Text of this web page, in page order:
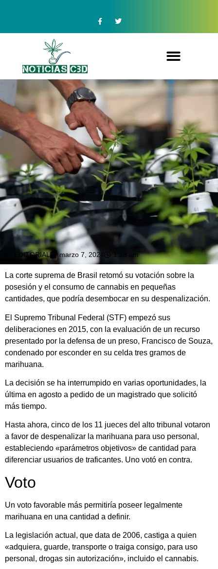
EDITORIAL marzo 7, 2024 1:18 am
La corte suprema de Brasil retomó su votación sobre la
posesión y el consumo de cannabis en pequeñas
cantidades, que podría desembocar en su despenalización.
El Supremo Tribunal Federal (STF) empezó sus
deliberaciones en 2015, con la evaluación de un recurso
presentado por la defensa de un preso, Francisco de Souza,
condenado por esconder en su celda tres gramos de
marihuana.
La decisión se ha interrumpido en varias oportunidades, la
última en agosto a pedido de un magistrado que solicitó
más tiempo.
Hasta ahora, cinco de los 11 jueces del alto tribunal votaron
a favor de despenalizar la marihuana para uso personal,
estableciendo «parámetros objetivos» de cantidad para
diferenciar usuarios de traficantes. Uno votó en contra.
Voto
Un voto favorable más permitiría poseer legalmente
marihuana en una cantidad a definir.
La legislación actual, que data de 2006, castiga a quien
«adquiera, guarde, transporte o traiga consigo, para uso
personal, drogas sin autorización», incluido el cannabis.